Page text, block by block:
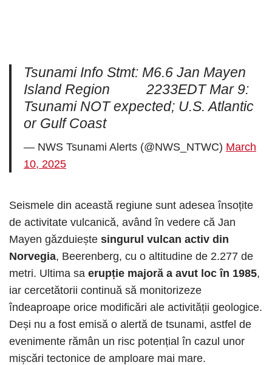
Tsunami Info Stmt: M6.6 Jan Mayen
Island Region 2233EDT Mar 9:
Tsunami NOT expected; U.S. Atlantic
or Gulf Coast
— NWS Tsunami Alerts (@NWS_NTWC) March
10, 2025
Seismele din această regiune sunt adesea însoțite
de activitate vulcanică, având în vedere că Jan
Mayen găzduiește singurul vulcan activ din
Norvegia, Beerenberg, cu o altitudine de 2.277 de
metri. Ultima sa erupție majoră a avut loc în 1985,
iar cercetătorii continuă să monitorizeze
îndeaproape orice modificări ale activității geologice.
Deși nu a fost emisă o alertă de tsunami, astfel de
evenimente rămân un risc potențial în cazul unor
mișcări tectonice de amploare mai mare.